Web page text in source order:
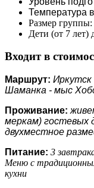
Температура
Размер группы:
Дети (от 7 лет)
Входит в
Маршрут: Иркутск
Шаманка - мыс
Проживание:
меркам) гостевых
двухместное
Питание: 3
Меню с
кухни